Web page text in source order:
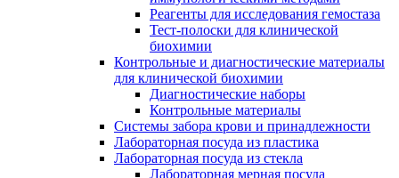
Реагенты для исследования гемостаза
Тест-полоски для клинической
биохимии
Контрольные и диагностические материалы
для клинической биохимии
Диагностические наборы
Контрольные материалы
Системы забора крови и принадлежности
Лабораторная посуда из пластика
Лабораторная посуда из стекла
Лабораторная мерная посуда